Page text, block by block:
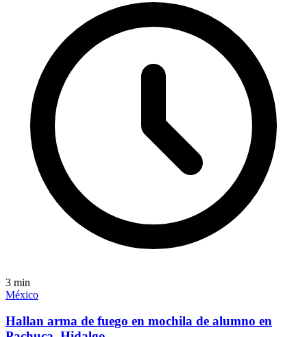
3 min
México
Hallan arma de fuego en mochila de alumno en